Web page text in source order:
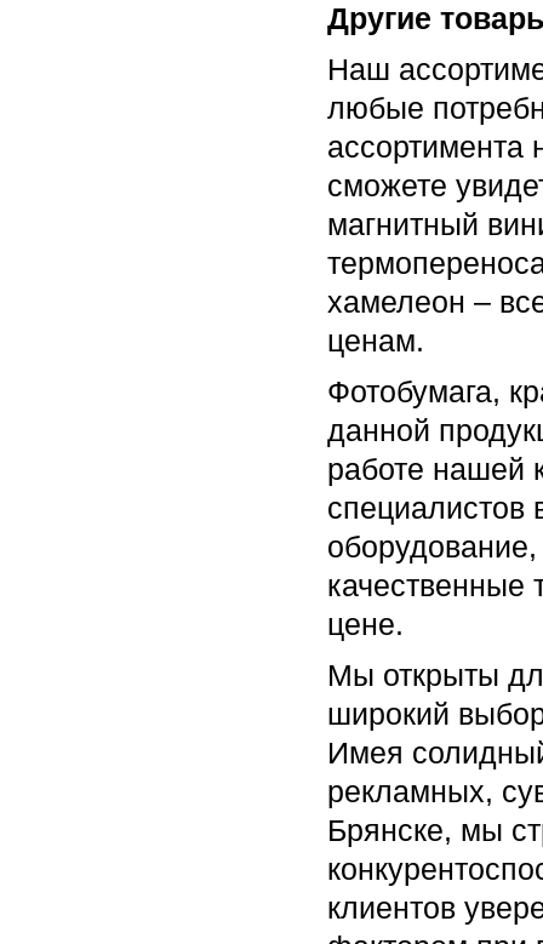
Другие
Наш
любые
ассортимента
сможете
магнитный
хамелеон –
ценам.
Фотобумага,
данной
работе нашей
специалистов
качественные
цене.
Мы открыты
широкий
Имея
рекламных,
Брянске, мы
клиентов